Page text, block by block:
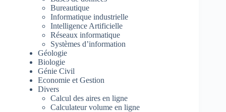
Bureautique
Informatique industrielle
Intelligence Artificielle
Réseaux informatique
Systèmes d’information
Géologie
Biologie
Génie Civil
Economie et Gestion
Divers
Calcul des aires en ligne
Calculateur volume en ligne